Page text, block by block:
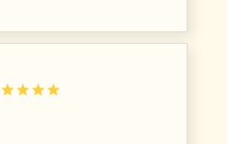
starstarstarstar